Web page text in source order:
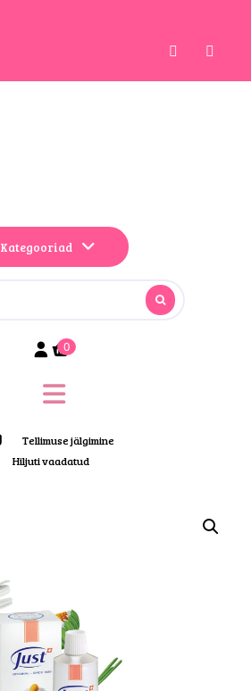
Kategooriad
0
Tellimuse jälgimine
Hiljuti vaadatud